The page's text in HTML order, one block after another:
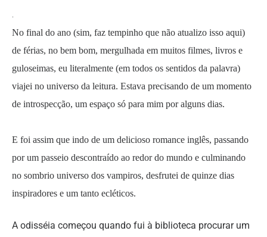
.
No final do ano (sim, faz tempinho que não atualizo isso aqui)
de férias, no bem bom, mergulhada em muitos filmes, livros e
guloseimas, eu literalmente (em todos os sentidos da palavra)
viajei no universo da leitura. Estava precisando de um momento
de introspecção, um espaço só para mim por alguns dias.
E foi assim que indo de um delicioso romance inglês, passando
por um passeio descontraído ao redor do mundo e culminando
no sombrio universo dos vampiros, desfrutei de quinze dias
inspiradores e um tanto ecléticos.
A odisséia começou quando fui à biblioteca procurar um